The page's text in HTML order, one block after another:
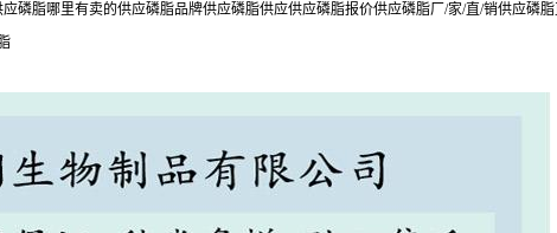
磷脂哪里有卖的供应磷脂品牌供应磷脂供应供应磷脂报价供应磷脂厂/家/直/销供应